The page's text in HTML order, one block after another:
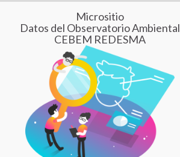
Micrositio
Datos del Observatorio Ambiental
CEBEM REDESMA